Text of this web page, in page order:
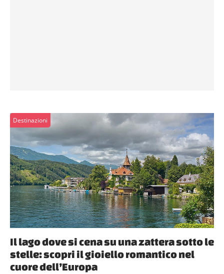
Destinazioni
Il lago dove si cena su una zattera sotto le
stelle: scopri il gioiello romantico nel
cuore dell’Europa